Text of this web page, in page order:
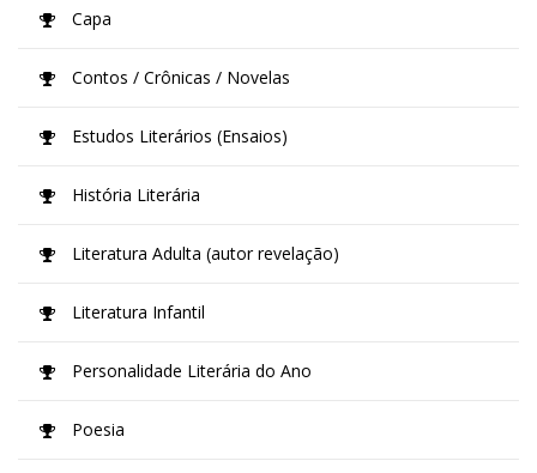
Capa
Contos / Crônicas / Novelas
Estudos Literários (Ensaios)
História Literária
Literatura Adulta (autor revelação)
Literatura Infantil
Personalidade Literária do Ano
Poesia